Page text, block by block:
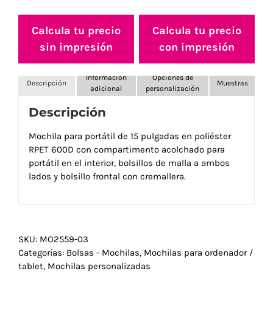
Calcula tu precio
sin impresión
Calcula tu precio
con impresión
Descripción
Información
adicional
Opciones de
personalización
Muestras
Descripción
Mochila para portátil de 15 pulgadas en poliéster
RPET 600D con compartimento acolchado para
portátil en el interior, bolsillos de malla a ambos
lados y bolsillo frontal con cremallera.
SKU: MO2559-03
Categorías: Bolsas - Mochilas, Mochilas para ordenador /
tablet, Mochilas personalizadas